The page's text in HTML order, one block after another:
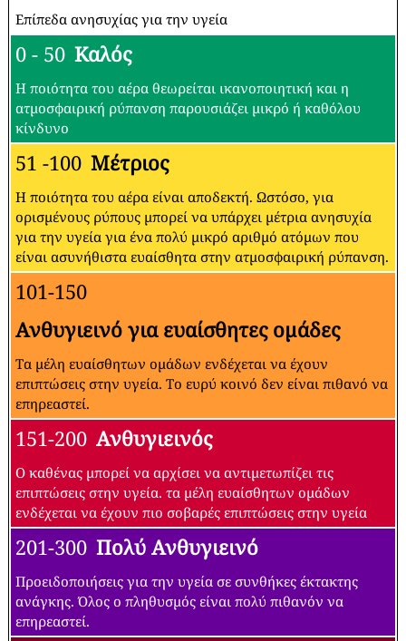
Επίπεδα ανησυχίας για την υγεία
0 - 50 Καλός
Η ποιότητα του αέρα θεωρείται ικανοποιητική και η
ατμοσφαιρική ρύπανση παρουσιάζει μικρό ή καθόλου
κίνδυνο
51 -100 Μέτριος
Η ποιότητα του αέρα είναι αποδεκτή. Ωστόσο, για
ορισμένους ρύπους μπορεί να υπάρχει μέτρια ανησυχία
για την υγεία για ένα πολύ μικρό αριθμό ατόμων που
είναι ασυνήθιστα ευαίσθητα στην ατμοσφαιρική ρύπανση.
101-150
Ανθυγιεινό για ευαίσθητες ομάδες
Τα μέλη ευαίσθητων ομάδων ενδέχεται να έχουν
επιπτώσεις στην υγεία. Το ευρύ κοινό δεν είναι πιθανό να
επηρεαστεί.
151-200 Ανθυγιεινός
Ο καθένας μπορεί να αρχίσει να αντιμετωπίζει τις
επιπτώσεις στην υγεία. τα μέλη ευαίσθητων ομάδων
ενδέχεται να έχουν πιο σοβαρές επιπτώσεις στην υγεία
201-300 Πολύ Ανθυγιεινό
Προειδοποιήσεις για την υγεία σε συνθήκες έκτακτης
ανάγκης. Όλος ο πληθυσμός είναι πολύ πιθανόν να
επηρεαστεί.